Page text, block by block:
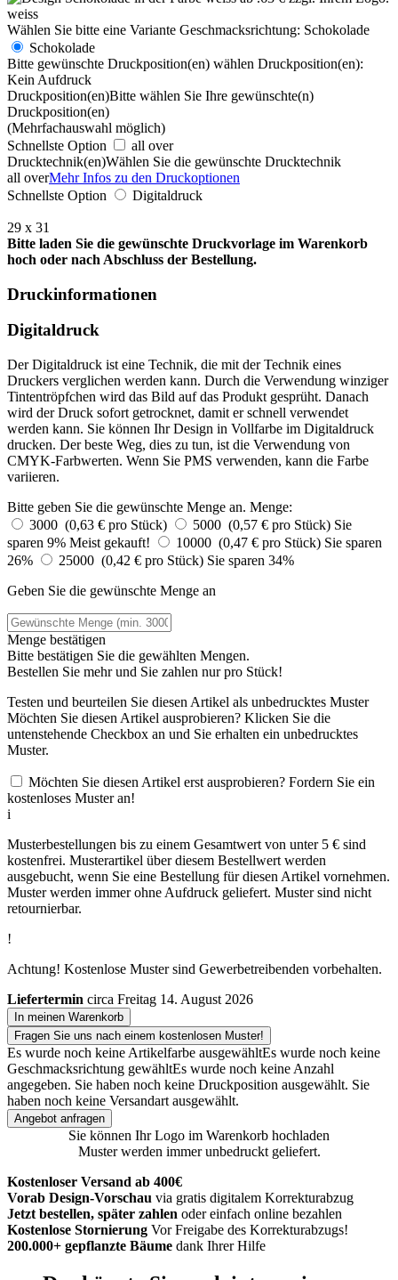
weiss
Wählen Sie bitte eine Variante Geschmacksrichtung: Schokolade
Schokolade
Bitte gewünschte Druckposition(en) wählen Druckposition(en):
Kein Aufdruck
Druckposition(en)Bitte wählen Sie Ihre gewünschte(n)
Druckposition(en)
(Mehrfachauswahl möglich)
Schnellste Option
all over
Drucktechnik(en)Wählen Sie die gewünschte Drucktechnik
all overMehr Infos zu den Druckoptionen
Schnellste Option
Digitaldruck
29 x 31
Bitte laden Sie die gewünschte Druckvorlage im Warenkorb
hoch oder nach Abschluss der Bestellung.
Druckinformationen
Digitaldruck
Der Digitaldruck ist eine Technik, die mit der Technik eines
Druckers verglichen werden kann. Durch die Verwendung winziger
Tintentröpfchen wird das Bild auf das Produkt gesprüht. Danach
wird der Druck sofort getrocknet, damit er schnell verwendet
werden kann. Sie können Ihr Design in Vollfarbe im Digitaldruck
drucken. Der beste Weg, dies zu tun, ist die Verwendung von
CMYK-Farbwerten. Wenn Sie PMS verwenden, kann die Farbe
variieren.
Bitte geben Sie die gewünschte Menge an. Menge:
3000 (0,63 € pro Stück)
5000 (0,57 € pro Stück) Sie
sparen 9% Meist gekauft! 10000 (0,47 € pro Stück) Sie sparen
26%
25000 (0,42 € pro Stück) Sie sparen 34%
Geben Sie die gewünschte Menge an
Menge bestätigen
Bitte bestätigen Sie die gewählten Mengen.
Bestellen Sie mehr und Sie zahlen nurpro Stück!
Testen und beurteilen Sie diesen Artikel als unbedrucktes Muster
Möchten Sie diesen Artikel ausprobieren? Klicken Sie die
untenstehende Checkbox an und Sie erhalten ein unbedrucktes
Muster.
Möchten Sie diesen Artikel erst ausprobieren? Fordern Sie ein
kostenloses Muster an!
i
Musterbestellungen bis zu einem Gesamtwert von unter 5 € sind
kostenfrei. Musterartikel über diesem Bestellwert werden
ausgebucht, wenn Sie eine Bestellung für diesen Artikel vornehmen.
Muster werden immer ohne Aufdruck geliefert. Muster sind nicht
retournierbar.
!
Achtung! Kostenlose Muster sind Gewerbetreibenden vorbehalten.
Liefertermin circa Freitag 14. August 2026
In meinen Warenkorb
Fragen Sie uns nach einem kostenlosen Muster!
Es wurde noch keine Artikelfarbe ausgewähltEs wurde noch keine
Geschmacksrichtung gewähltEs wurde noch keine Anzahl
angegeben. Sie haben noch keine Druckposition ausgewählt. Sie
haben noch keine Versandart ausgewählt.
Angebot anfragen
Sie können Ihr Logo im Warenkorb hochladen
Muster werden immer unbedruckt geliefert.
Kostenloser Versand ab 400€
Vorab Design-Vorschau via gratis digitalem Korrekturabzug
Jetzt bestellen, später zahlen oder einfach online bezahlen
Kostenlose Stornierung Vor Freigabe des Korrekturabzugs!
200.000+ gepflanzte Bäume dank Ihrer Hilfe